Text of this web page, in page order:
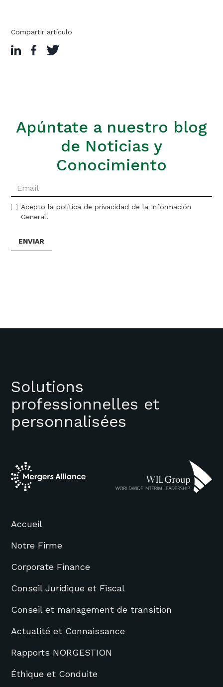
Compartir artículo
Apúntate a nuestro blog
de Noticias y
Conocimiento
Acepto la política de privacidad de la Información
General.
Solutions
professionnelles et
personnalisées
Accueil
Notre Firme
Corporate Finance
Conseil Juridique et Fiscal
Conseil et management de transition
Actualité et Connaissance
Rapports NORGESTION
Éthique et Conduite